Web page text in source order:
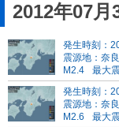
2012年07月
発生時刻：
震源地：奈
M2.4
最大
発生時刻：
震源地：奈
M2.6
最大